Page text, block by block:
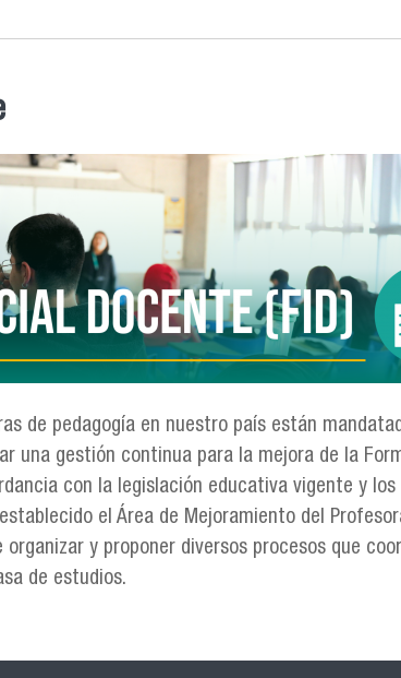
de pedagogía en nuestro país están
una gestión continua para la mejora de la
con la legislación educativa vigente y
el Área de Mejoramiento del
y proponer diversos procesos que
de estudios.